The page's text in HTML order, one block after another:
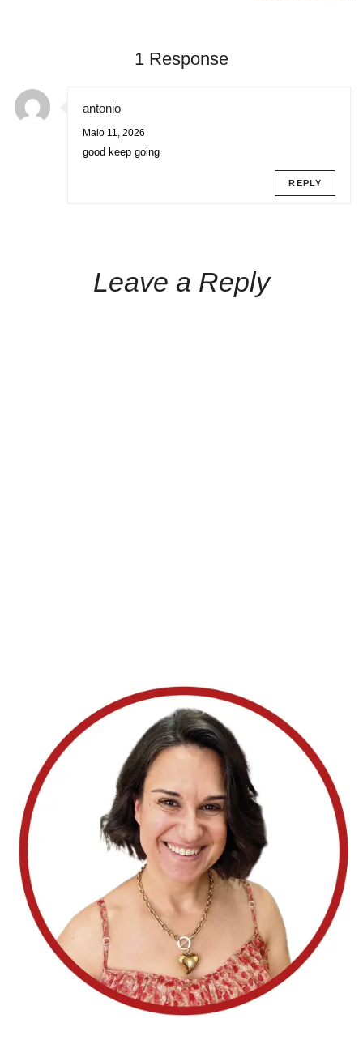
1 Response
antonio
Maio 11, 2026
good keep going
REPLY
Leave a Reply